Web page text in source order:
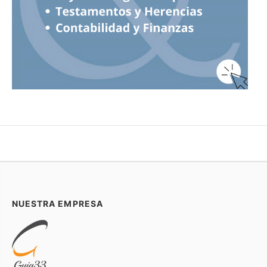
NUESTRA EMPRESA